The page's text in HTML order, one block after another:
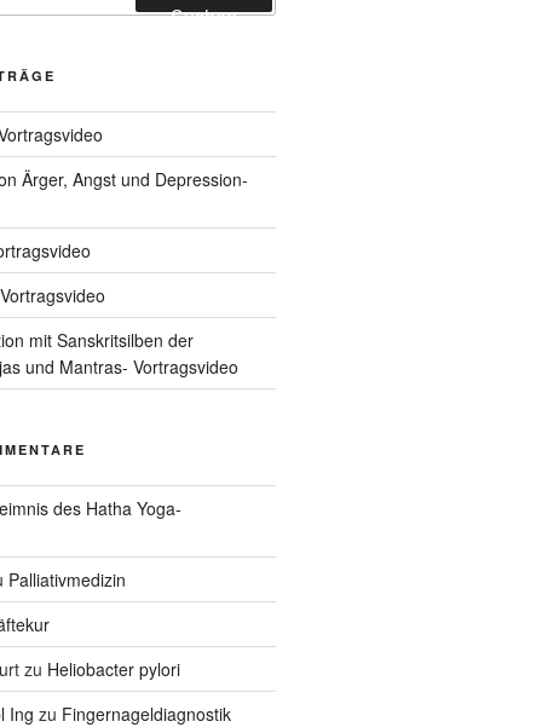
Suchen
Ärger, Angst und Depression-
mit Sanskritsilben der
und Mantras- Vortragsvideo
des Hatha Yoga-
Palliativmedizin
zu Heliobacter pylori
Ing zu Fingernageldiagnostik